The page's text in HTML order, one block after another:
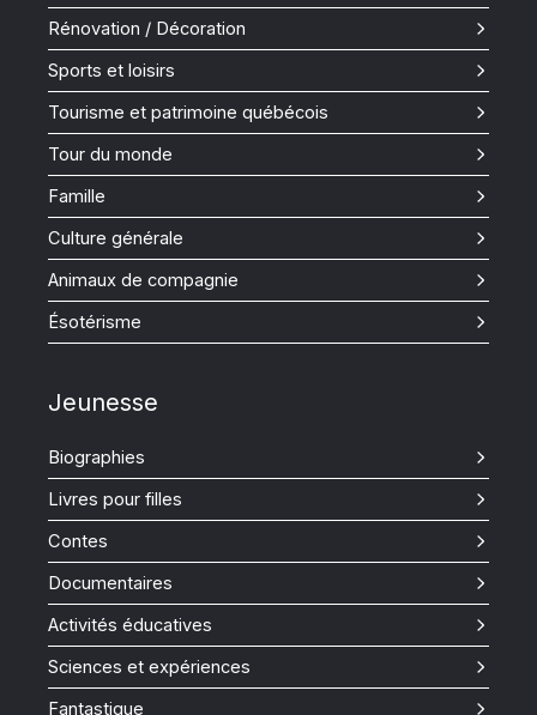
Rénovation / Décoration
Sports et loisirs
Tourisme et patrimoine québécois
Tour du monde
Famille
Culture générale
Animaux de compagnie
Ésotérisme
Jeunesse
Biographies
Livres pour filles
Contes
Documentaires
Activités éducatives
Sciences et expériences
Fantastique